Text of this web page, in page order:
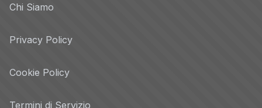
Chi Siamo
Privacy Policy
Cookie Policy
Termini di Servizio